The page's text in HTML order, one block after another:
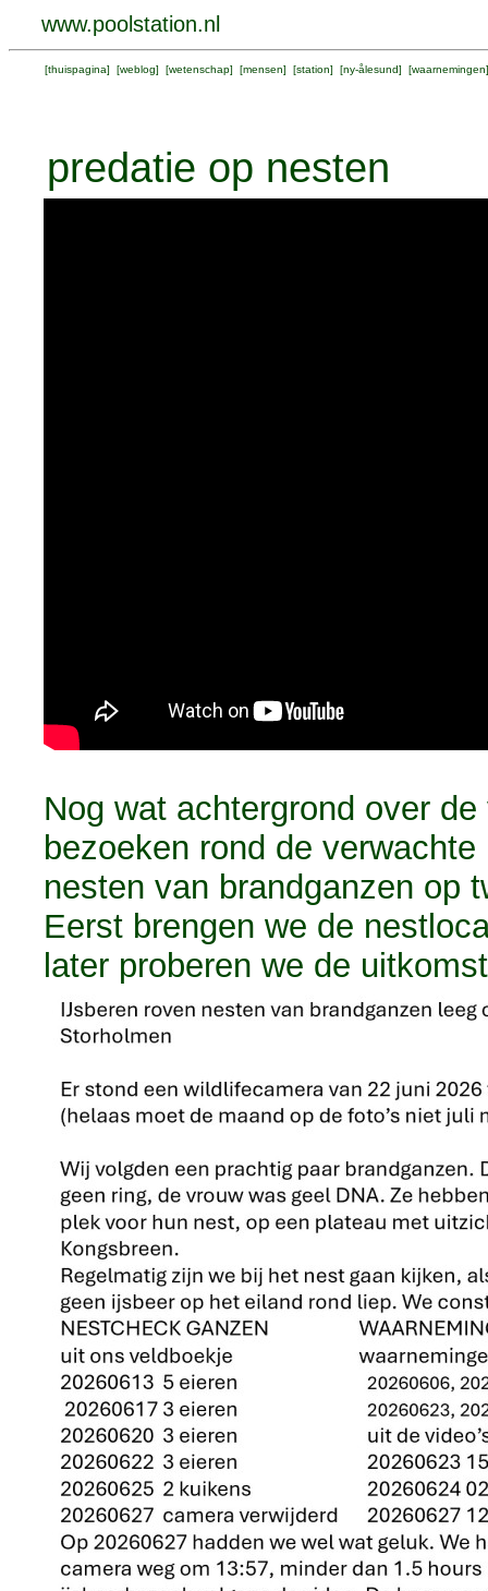
www.poolstation.nl
[thuispagina] [weblog] [wetenschap] [mensen] [station] [ny-ålesund] [waarnemingen
predatie op nesten
Nog wat achtergrond over
bezoeken rond de
nesten van brandganzen op
Eerst brengen we de
later proberen we de